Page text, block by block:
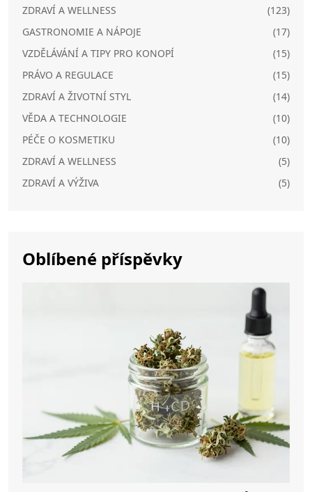
ZDRAVÍ A WELLNESS
(123)
GASTRONOMIE A NÁPOJE
(17)
VZDĚLÁVÁNÍ A TIPY PRO KONOPÍ
(15)
PRÁVO A REGULACE
(15)
ZDRAVÍ A ŽIVOTNÍ STYL
(14)
VĚDA A TECHNOLOGIE
(10)
PÉČE O KOSMETIKU
(10)
ZDRAVÍ A WELLNESS
(5)
ZDRAVÍ A VÝŽIVA
(5)
Oblíbené příspěvky